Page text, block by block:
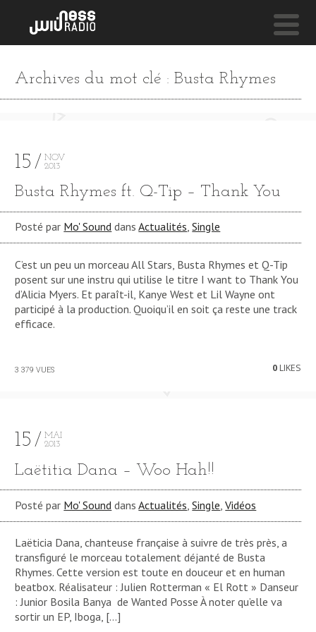
GET UP
NESS LIVE !
Archives du mot clé : Busta Rhymes
15
NOV
2013
Busta Rhymes ft. Q-Tip – Thank You
Posté par Mo' Sound dansActualités,Single
C’est un peu un morceau All Stars, Busta Rhymes et Q-Tip
posent sur une instru qui utilise le titre I want to Thank You
d’Alicia Myers. Et paraît-il, Kanye West et Lil Wayne ont
participé à la production. Quoiqu’il en soit ça reste une track
efficace.
3 379 VUES 0LIKES
15
MAI
2013
Laëtitia Dana – Woo Hah!!
Posté par Mo' Sound dansActualités ,Single ,Vidéos
Laëticia Dana, chanteuse française à suivre de très près, a
transfiguré le morceau totalement déjanté de Busta
Rhymes. Cette version est toute en douceur et en human
beatbox. Réalisateur : Julien Rotterman « El Rott » Danseur
: Junior Bosila Banya de Wanted Posse À noter qu’elle va
sortir un EP, Iboga, […]